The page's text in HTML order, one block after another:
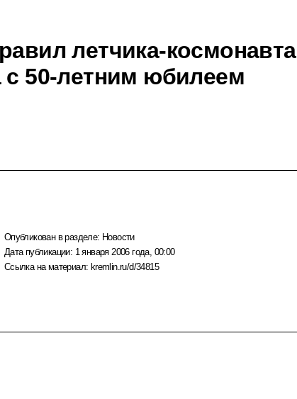
летчика-космонавта
с 50-летним юбилеем
Опубликован в разделе: Новости
Дата публикации: 1 января 2006 года, 00:00
Ссылка на материал: kremlin.ru/d/34815